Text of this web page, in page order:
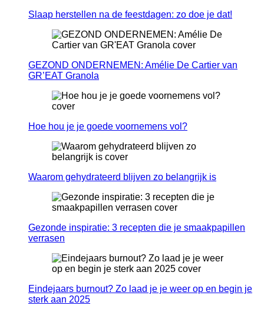
Slaap herstellen na de feestdagen: zo doe je dat!
GEZOND ONDERNEMEN: Amélie De Cartier van
GR’EAT Granola
Hoe hou je je goede voornemens vol?
Waarom gehydrateerd blijven zo belangrijk is
Gezonde inspiratie: 3 recepten die je smaakpapillen
verrasen
Eindejaars burnout? Zo laad je je weer op en begin je
sterk aan 2025